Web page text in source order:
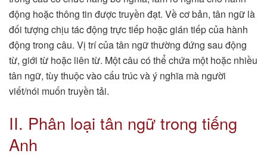
động hoặc thông tin được truyền đạt. Về cơ bản, tân ngữ là
đối tượng chịu tác động trực tiếp hoặc gián tiếp của hành
động trong câu. Vị trí của tân ngữ thường đứng sau động
từ, giới từ hoặc liên từ. Một câu có thể chứa một hoặc nhiều
tân ngữ, tùy thuộc vào cấu trúc và ý nghĩa mà người
viết/nói muốn truyền tải.
II. Phân loại tân ngữ trong tiếng
Anh